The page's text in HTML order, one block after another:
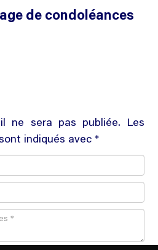
de condoléances
ne sera pas publiée. Les
indiqués avec *